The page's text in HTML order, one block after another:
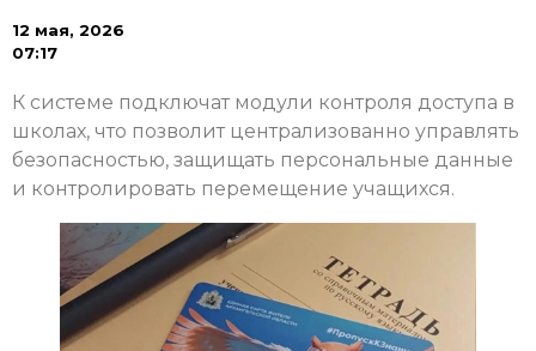
12 мая, 2026
07:17
К системе подключат модули контроля доступа в
школах, что позволит централизованно управлять
безопасностью, защищать персональные данные
и контролировать перемещение учащихся.